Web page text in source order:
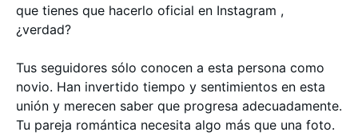
que tienes que hacerlo oficial en Instagram ,
¿verdad?
Tus seguidores sólo conocen a esta persona como
novio. Han invertido tiempo y sentimientos en esta
unión y merecen saber que progresa adecuadamente.
Tu pareja romántica necesita algo más que una foto.